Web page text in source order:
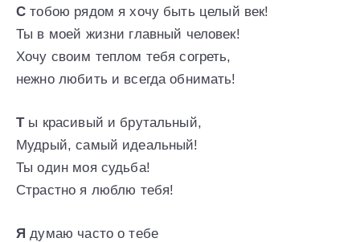
С тобою рядом я хочу быть целый век!
Ты в моей жизни главный человек!
Хочу своим теплом тебя согреть,
нежно любить и всегда обнимать!
Ты красивый и брутальный,
Мудрый, самый идеальный!
Ты один моя судьба!
Страстно я люблю тебя!
Я думаю часто о тебе